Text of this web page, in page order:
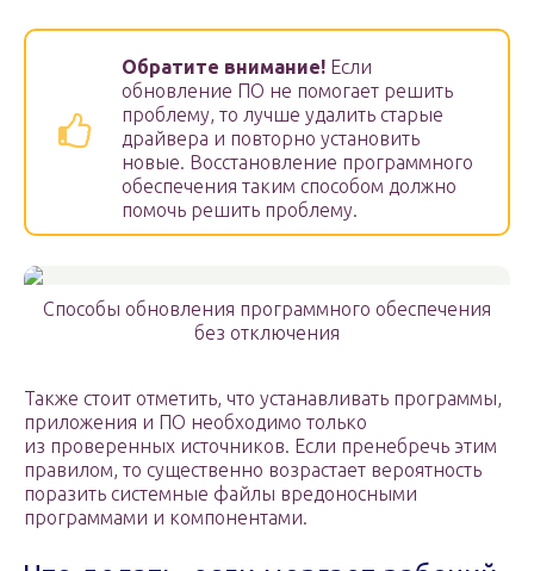
Обратите внимание! Если
обновление ПО не помогает решить
проблему, то лучше удалить старые
драйвера и повторно установить
новые. Восстановление программного
обеспечения таким способом должно
помочь решить проблему.
Способы обновления программного обеспечения
без отключения
Также стоит отметить, что устанавливать программы,
приложения и ПО необходимо только
из проверенных источников. Если пренебречь этим
правилом, то существенно возрастает вероятность
поразить системные файлы вредоносными
программами и компонентами.